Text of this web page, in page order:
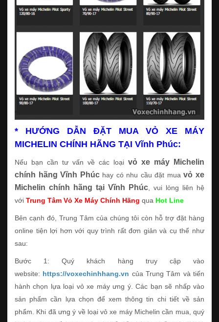
* HƯỚNG DẪN ĐẶT MUA VỎ XE MÁY
MICHELIN CHÍNH HÃNG TẠI Vĩnh Phúc:
Nếu bạn cần tư vấn về các loại vỏ xe máy Michelin
chính hãng Vĩnh Phúchay có nhu cầu đặt muavỏ xe
Michelin chính hãng tại Vĩnh Phúc, vui lòng liên hệ
với Trung Tâm Vỏ Xe Máy Chính Hãng qua Hot Line
Bên cạnh đó, Trung Tâm của chúng tôi còn hỗ trợ đặt hàng
online tiện lợi hơn với quy trình rất đơn giản và cụ thể như
sau:
Bước 1: Quý khách hàng truy cập vào
website: https://voxechinhhang.vn của Trung Tâm và tiến
hành chọn lựa loại vỏ xe máy ưng ý. Các bạn sẽ nhấp vào
sản phẩm cần lựa chọn để xem thông tin chi tiết về sản
phẩm. Khi đã ưng ý về loại vỏ xe máy Michelin cần mua, quý